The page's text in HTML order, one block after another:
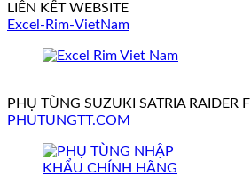
LIÊN KẾT WEBSITE
Excel-Rim-VietNam
PHỤ TÙNG SUZUKI SATRIA RAIDER FI
PHUTUNGTT.COM